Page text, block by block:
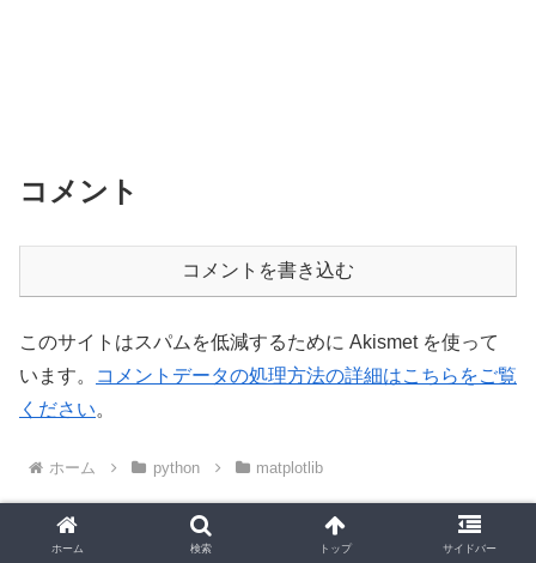
コメント
コメントを書き込む
このサイトはスパムを低減するために Akismet を使って
います。
コメントデータの処理方法の詳細はこちらをご覧
ください。
ホーム python matplotlib
ホーム 検索 トップ サイドバー